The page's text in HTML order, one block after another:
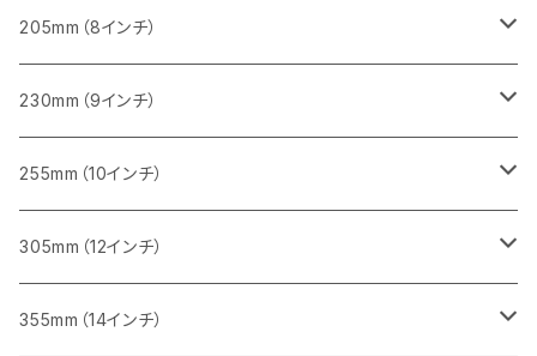
一般道路カッター用
455ｍｍ（18インチ）
一般道路カッター用
ブロック切断用
レンガ切断用
インターロッキング切断用
鋳鉄管切断用
ヒューム管・U字溝切断用
コンクリート切断用
ブロック切断用
レンガ切断用
インターロッキング切断用
鋳鉄管切断用
コンクリート切断用
ブロック切断用
レンガ切断用
インターロッキング切断用
鋳鉄管切断用
みかげ石（御影石）切断用
コンクリート切断用
ブロック切断用
レンガ切断用
インターロッキング切断用
205mm（8インチ）
みかげ石（御影石）切断用
コンクリート切断用
ブロック切断用
レンガ切断用
230mm（9インチ）
みかげ石（御影石）切断用
コンクリート切断用
ブロック切断用
255mm（10インチ）
コンクリート切断用
一般道路カッター用
ブロック切断用
305mm（12インチ）
みかげ石（御影石）切断用
355mm（14インチ）